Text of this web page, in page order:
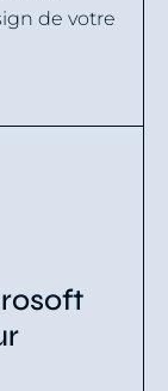
de votre